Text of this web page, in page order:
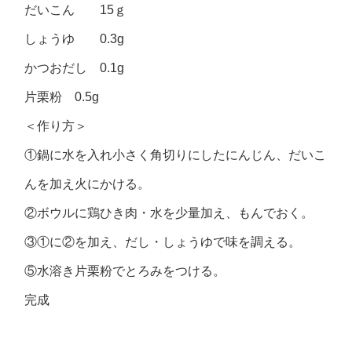
だいこん 15ｇ
しょうゆ 0.3g
かつおだし 0.1g
片栗粉 0.5g
＜作り方＞
①鍋に水を入れ小さく角切りにしたにんじん、だいこ
んを加え火にかける。
②ボウルに鶏ひき肉・水を少量加え、もんでおく。
③①に②を加え、だし・しょうゆで味を調える。
⑤水溶き片栗粉でとろみをつける。
完成